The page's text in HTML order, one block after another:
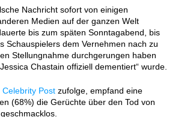
Nachricht sofort von einigen
Medien auf der ganzen Welt
bis zum späten Sonntagabend, bis
Schauspielers dem Vernehmen nach zu
Stellungnahme durchgerungen haben
Chastain offiziell dementiert“ wurde.
Celebrity Post zufolge, empfand eine
(68%) die Gerüchte über den Tod von